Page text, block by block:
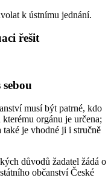
k ústnímu jednání.
řešit
musí být patrné, kdo
orgánu je určena;
také je vhodné ji i stručně
důvodů žadatel žádá o
občanství České